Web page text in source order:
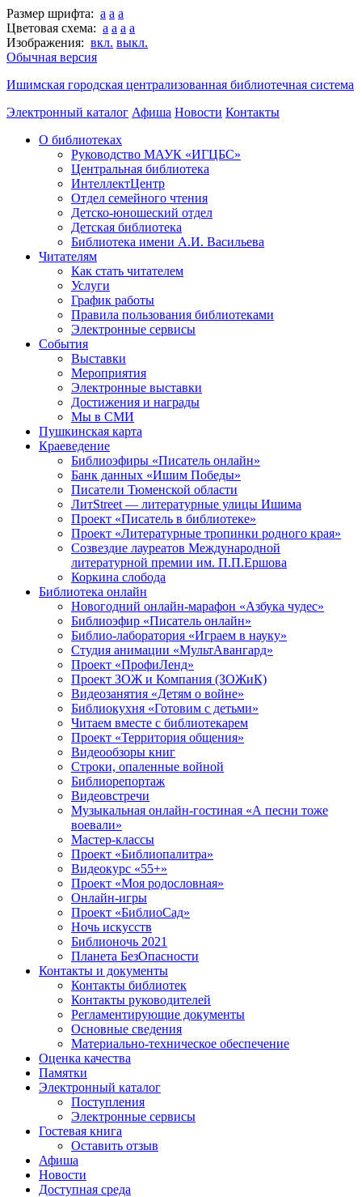
Размер шрифта: a a a
Цветовая схема: a a a a
Изображения: вкл. выкл.
Обычная версия
Ишимская городская централизованная библиотечная система
Электронный каталог Афиша Новости Контакты
О библиотеках
Руководство МАУК «ИГЦБС»
Центральная библиотека
ИнтеллектЦентр
Отдел семейного чтения
Детско-юношеский отдел
Детская библиотека
Библиотека имени А.И. Васильева
Читателям
Как стать читателем
Услуги
График работы
Правила пользования библиотеками
Электронные сервисы
События
Выставки
Мероприятия
Электронные выставки
Достижения и награды
Мы в СМИ
Пушкинская карта
Краеведение
Библиоэфиры «Писатель онлайн»
Банк данных «Ишим Победы»
Писатели Тюменской области
ЛитStreet — литературные улицы Ишима
Проект «Писатель в библиотеке»
Проект «Литературные тропинки родного края»
Созвездие лауреатов Международной
литературной премии им. П.П.Ершова
Коркина слобода
Библиотека онлайн
Новогодний онлайн-марафон «Азбука чудес»
Библиоэфир «Писатель онлайн»
Библио-лаборатория «Играем в науку»
Студия анимации «МультАвангард»
Проект «ПрофиЛенд»
Проект ЗОЖ и Компания (ЗОЖиК)
Видеозанятия «Детям о войне»
Библиокухня «Готовим с детьми»
Читаем вместе с библиотекарем
Проект «Территория общения»
Видеообзоры книг
Строки, опаленные войной
Библиорепортаж
Видеовстречи
Музыкальная онлайн-гостиная «А песни тоже
воевали»
Мастер-классы
Проект «Библиопалитра»
Видеокурс «55+»
Проект «Моя родословная»
Онлайн-игры
Проект «БиблиоСад»
Ночь искусств
Библионочь 2021
Планета БезОпасности
Контакты и документы
Контакты библиотек
Контакты руководителей
Регламентирующие документы
Основные сведения
Материально-техническое обеспечение
Оценка качества
Памятки
Электронный каталог
Поступления
Электронные сервисы
Гостевая книга
Оставить отзыв
Афиша
Новости
Доступная среда